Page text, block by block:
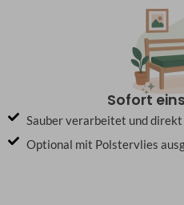
Sofort
Sauber verarbeitet und
Optional mit Polstervlies